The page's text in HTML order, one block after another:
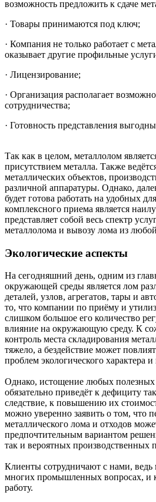
возможность предложить к сдаче
· Товары принимаются под ключ;
· Компания не только работает с
оказывает другие профильные
· Лицензирование;
· Организация располагает
сотрудничества;
· Готовность представления
Так как в целом, металлолом
присутствием металла. Также
металлических объектов,
различной аппаратуры. Однако,
будет готова работать на удобных
комплексного приема является
представляет собой весь спектр
металлолома и вывозу лома из
Экологические аспекты
На сегодняшний день, одним из
окружающей среды является лом
деталей, узлов, агрегатов, тары и
то, что компании по приёму и
слишком большое его количество
влияние на окружающую среду. К
контроль места складирования
тяжело, а бездействие может
проблем экологического характера
Однако, истощение любых полезных
обязательно приведёт к дефициту
следствие, к повышению их
можно уверенно заявить о том, что
металлического лома и отходов
предпочтительным вариантом
так и вероятных производственных
Клиенты сотрудничают с нами,
многих промышленных вопросах, и
работу.